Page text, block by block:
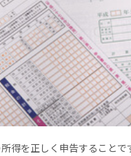
得を正しく申告すること